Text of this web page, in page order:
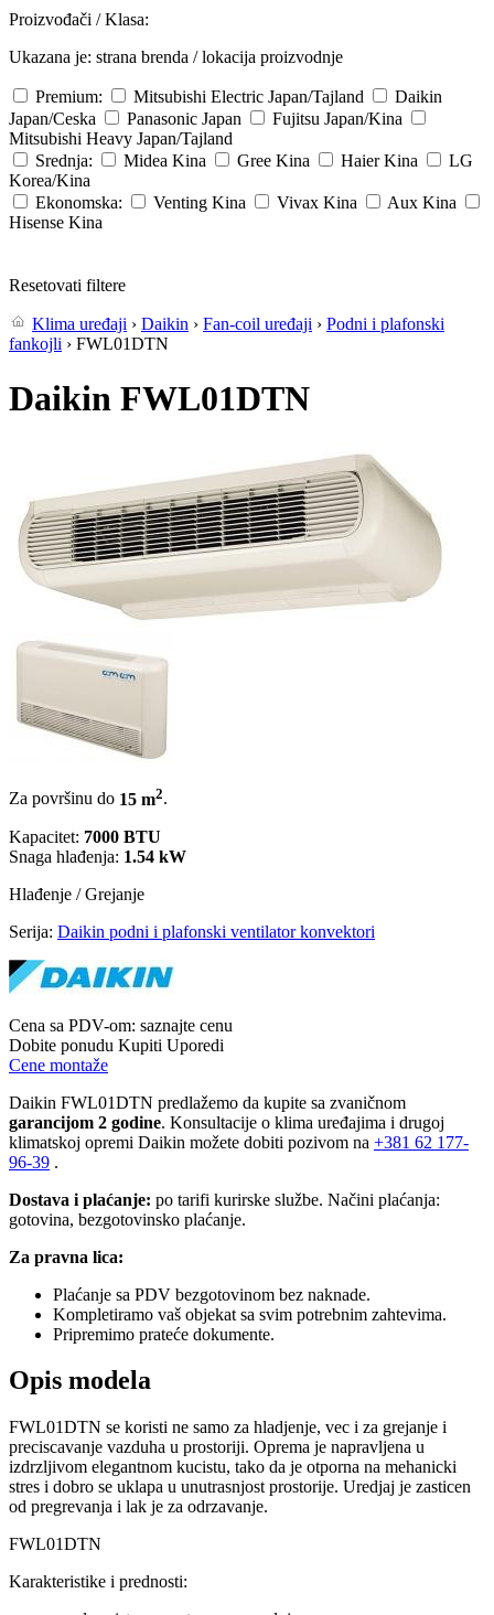
Proizvođači / Klasa:
Ukazana je: strana brenda / lokacija proizvodnje
Premium: Mitsubishi Electric Japan/Tajland
Daikin
Japan/Ceska
Panasonic Japan Fujitsu Japan/Kina
Mitsubishi Heavy Japan/Tajland
Srednja:
Midea Kina Gree Kina Haier Kina
LG
Korea/Kina
Ekonomska:
Venting Kina Vivax Kina Aux Kina
Hisense Kina
Resetovati filtere
Klima uređaji › Daikin › Fan-coil uređaji › Podni i plafonski
fankojli › FWL01DTN
Daikin FWL01DTN
Za površinu do 15 m2.
Kapacitet: 7000 BTU
Snaga hlađenja: 1.54 kW
Hlađenje / Grejanje
Serija: Daikin podni i plafonski ventilator konvektori
Cena sa PDV-om: saznajte cenu
Dobite ponudu Kupiti Uporedi
Cene montaže
Daikin FWL01DTN predlažemo da kupite sa zvaničnom
garancijom 2 godine. Konsultacije o klima uređajima i drugoj
klimatskoj opremi Daikin možete dobiti pozivom na +381 62 177-
96-39 .
Dostava i plaćanje: po tarifi kurirske službe. Načini plaćanja:
gotovina, bezgotovinsko plaćanje.
Za pravna lica:
Plaćanje sa PDV bezgotovinom bez naknade.
Kompletiramo vaš objekat sa svim potrebnim zahtevima.
Pripremimo prateće dokumente.
Opis modela
FWL01DTN se koristi ne samo za hladjenje, vec i za grejanje i
preciscavanje vazduha u prostoriji. Oprema je napravljena u
izdrzljivom elegantnom kucistu, tako da je otporna na mehanicki
stres i dobro se uklapa u unutrasnjost prostorije. Uredjaj je zasticen
od pregrevanja i lak je za odrzavanje.
FWL01DTN
Karakteristike i prednosti: